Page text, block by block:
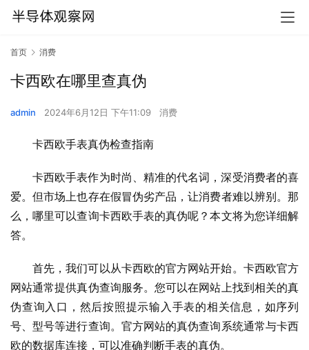
首页 消费
卡西欧在哪里查真伪
admin 2024年6月12日 下午11:09 消费
卡西欧手表真伪检查指南
卡西欧手表作为时尚、精准的代名词，深受消费者的喜
爱。但市场上也存在假冒伪劣产品，让消费者难以辨别。那
么，哪里可以查询卡西欧手表的真伪呢？本文将为您详细解
答。
首先，我们可以从卡西欧的官方网站开始。卡西欧官方
网站通常提供真伪查询服务。您可以在网站上找到相关的真
伪查询入口，然后按照提示输入手表的相关信息，如序列
号、型号等进行查询。官方网站的真伪查询系统通常与卡西
欧的数据库连接，可以准确判断手表的真伪。